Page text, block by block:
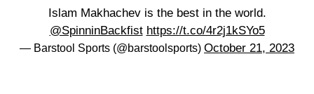
Islam Makhachev is the best in the world.
@SpinninBackfist https://t.co/4r2j1kSYo5
— Barstool Sports (@barstoolsports) October 21, 2023